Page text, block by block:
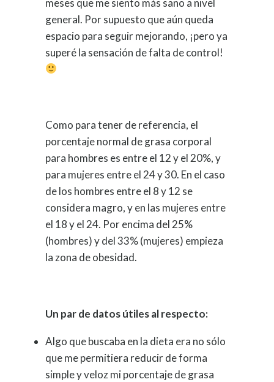
meses que me siento más sano a nivel
general. Por supuesto que aún queda
espacio para seguir mejorando, ¡pero ya
superé la sensación de falta de control!
Como para tener de referencia, el
porcentaje normal de grasa corporal
para hombres es entre el 12 y el 20%, y
para mujeres entre el 24 y 30. En el caso
de los hombres entre el 8 y 12 se
considera magro, y en las mujeres entre
el 18 y el 24. Por encima del 25%
(hombres) y del 33% (mujeres) empieza
la zona de obesidad.
Un par de datos útiles al respecto:
Algo que buscaba en la dieta era no sólo
que me permitiera reducir de forma
simple y veloz mi porcentaje de grasa